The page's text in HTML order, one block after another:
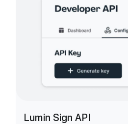
Lumin Sign API